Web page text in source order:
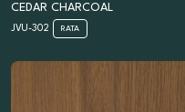
CEDAR CHARCOAL
JVU-302 RATA